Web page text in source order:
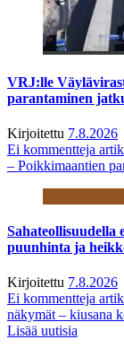
VRJ:lle
parantaminen
Kirjoitettu 7.8.2026
Ei kommentteja
– Poikkimaantien
Sahateollisuudella
puunhinta ja
Kirjoitettu 7.8.2026
Ei kommentteja
näkymät – kiusana
Lisää uutisia